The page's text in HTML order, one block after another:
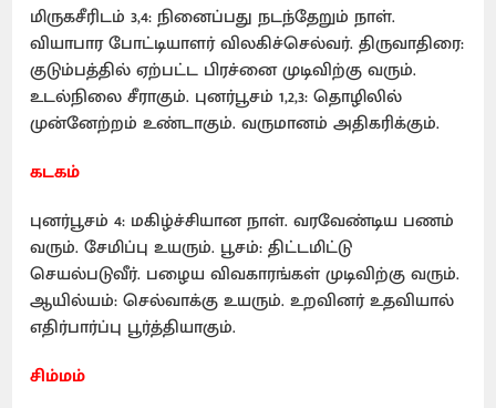
மிருகசீரிடம் 3,4: நினைப்பது நடந்தேறும் நாள்.
வியாபார போட்டியாளர் விலகிச்செல்வர். திருவாதிரை:
குடும்பத்தில் ஏற்பட்ட பிரச்னை முடிவிற்கு வரும்.
உடல்நிலை சீராகும். புனர்பூசம் 1,2,3: தொழிலில்
முன்னேற்றம் உண்டாகும். வருமானம் அதிகரிக்கும்.
கடகம்
புனர்பூசம் 4: மகிழ்ச்சியான நாள். வரவேண்டிய பணம்
வரும். சேமிப்பு உயரும். பூசம்: திட்டமிட்டு
செயல்படுவீர். பழைய விவகாரங்கள் முடிவிற்கு வரும்.
ஆயில்யம்: செல்வாக்கு உயரும். உறவினர் உதவியால்
எதிர்பார்ப்பு பூர்த்தியாகும்.
சிம்மம்